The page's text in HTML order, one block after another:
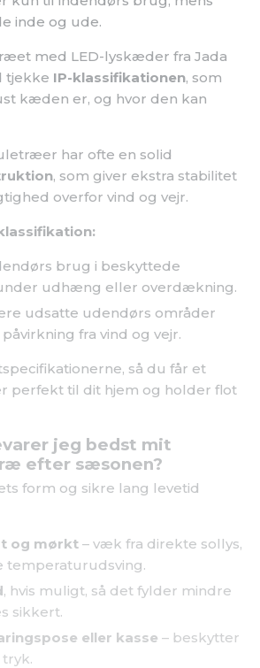
inde og ude.
med LED-lyskæder fra Jada
tjekke IP-klassifikationen, som
kæden er, og hvor den kan
har ofte en solid
, som giver ekstra stabilitet
overfor vind og vejr.
brug i beskyttede
udhæng eller overdækning.
udsatte udendørs områder
fra vind og vejr.
så du får et
perfekt til dit hjem og holder flot
jeg bedst mit
efter sæsonen?
form og sikre lang levetid
og mørkt – væk fra direkte sollys,
temperaturudsving.
, hvis muligt, så det fylder mindre
sikkert.
eller kasse – beskytter